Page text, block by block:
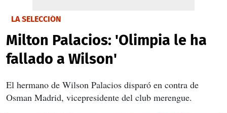
LA SELECCIÓN
Milton Palacios: 'Olimpia le ha
fallado a Wilson'
El hermano de Wilson Palacios disparó en contra de
Osman Madrid, vicepresidente del club merengue.